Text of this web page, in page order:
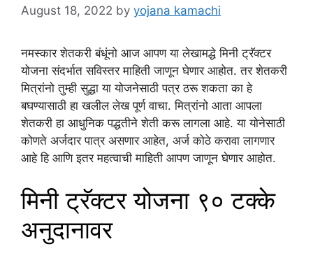
August 18, 2022 by yojana kamachi
नमस्कार शेतकरी बंधूंनो आज आपण या लेखामद्धे मिनी ट्रॅक्टर
योजना संदर्भात सविस्तर माहिती जाणून घेणार आहोत. तर शेतकरी
मित्रांनो तुम्ही सुद्धा या योजनेसाठी पत्र ठरू शकता का हे
बघण्यासाठी हा खलील लेख पूर्ण वाचा. मित्रांनो आता आपला
शेतकरी हा आधुनिक पद्धतीने शेती करू लागला आहे. या योनेसाठी
कोणते अर्जदार पात्र असणार आहेत, अर्ज कोठे करावा लागणार
आहे हि आणि इतर महत्वाची माहिती आपण जाणून घेणार आहोत.
मिनी ट्रॅक्टर योजना ९० टक्के
अनुदानावर